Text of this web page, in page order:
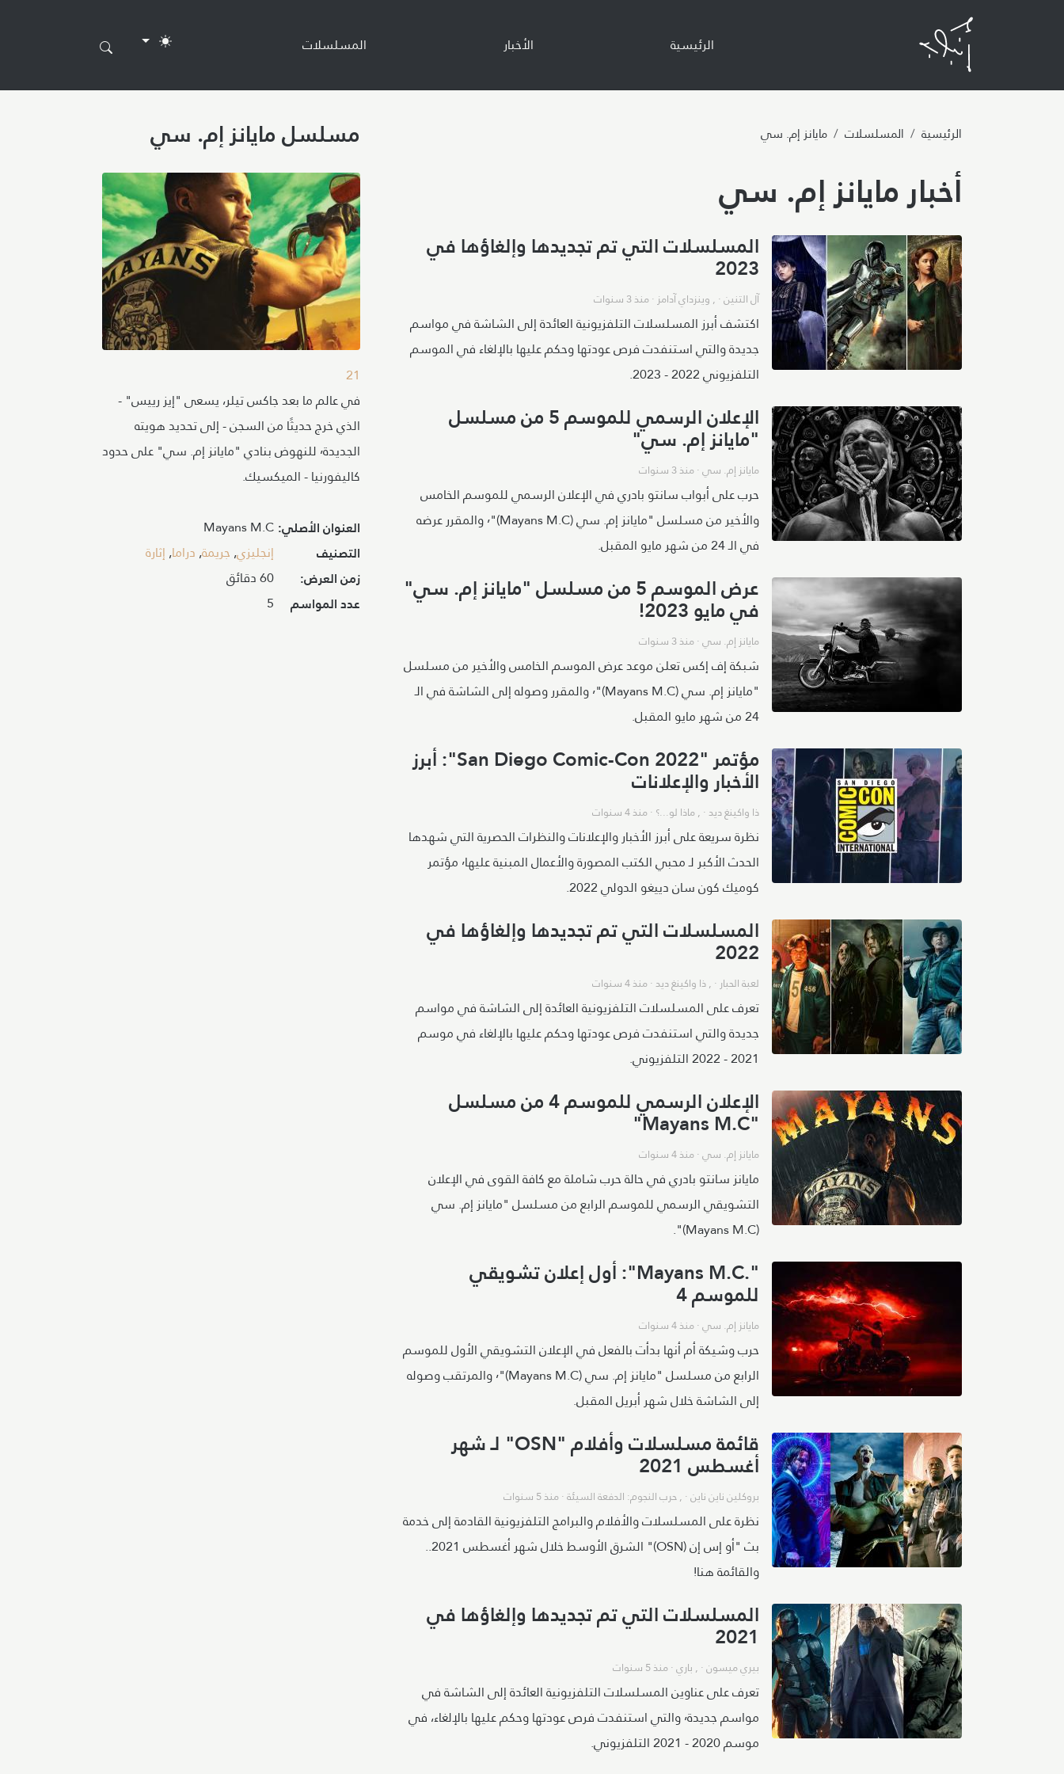
Main navigation
الرئيسية الأخبار المسلسلات
الرئيسية المسلسلات مايانز إم. سي
أخبار مايانز إم. سي
المسلسلات التي تم تجديدها وإلغاؤها في
2023
آل التنين· , وينزداي آدامز ·منذ 3 سنوات
اكتشف أبرز المسلسلات التلفزيونية العائدة إلى الشاشة في مواسم
جديدة والتي استنفدت فرص عودتها وحكم عليها بالإلغاء في الموسم
التلفزيوني 2022 - 2023.
الإعلان الرسمي للموسم 5 من مسلسل
"مايانز إم. سي"
مايانز إم. سي·منذ 3 سنوات
حرب على أبواب سانتو بادري في الإعلان الرسمي للموسم الخامس
والأخير من مسلسل "مايانز إم. سي (Mayans M.C)"٬ والمقرر عرضه
في الـ 24 من شهر مايو المقبل.
عرض الموسم 5 من مسلسل "مايانز إم. سي"
في مايو 2023!
مايانز إم. سي·منذ 3 سنوات
شبكة إف إكس تعلن موعد عرض الموسم الخامس والأخير من مسلسل
"مايانز إم. سي (Mayans M.C)"٬ والمقرر وصوله إلى الشاشة في الـ
24 من شهر مايو المقبل.
مؤتمر "San Diego Comic-Con 2022": أبرز
الأخبار والإعلانات
ذا واكينغ ديد· ,ماذا لو...؟ ·منذ 4 سنوات
نظرة سريعة على أبرز الأخبار والإعلانات والنظرات الحصرية التي شهدها
الحدث الأكبر لـ محبي الكتب المصورة والأعمال المبنية عليها٬ مؤتمر
كوميك كون سان دييغو الدولي 2022.
المسلسلات التي تم تجديدها وإلغاؤها في
2022
لعبة الحبار · ,ذا واكينغ ديد·منذ 4 سنوات
تعرف على المسلسلات التلفزيونية العائدة إلى الشاشة في مواسم
جديدة والتي استنفدت فرص عودتها وحكم عليها بالإلغاء في موسم
2021 - 2022 التلفزيوني.
الإعلان الرسمي للموسم 4 من مسلسل
"Mayans M.C"
مايانز إم. سي·منذ 4 سنوات
مايانز سانتو بادري في حالة حرب شاملة مع كافة القوى في الإعلان
التشويقي الرسمي للموسم الرابع من مسلسل "مايانز إم. سي
(Mayans M.C)".
".Mayans M.C": أول إعلان تشويقي
للموسم 4
مايانز إم. سي·منذ 4 سنوات
حرب وشيكة أم أنها بدأت بالفعل في الإعلان التشويقي الأول للموسم
الرابع من مسلسل "مايانز إم. سي (Mayans M.C)"٬ والمرتقب وصوله
إلى الشاشة خلال شهر أبريل المقبل.
قائمة مسلسلات وأفلام "OSN" لـ شهر
أغسطس 2021
بروكلين ناين ناين· ,حرب النجوم: الدفعة السيئة·منذ 5 سنوات
نظرة على المسلسلات والأفلام والبرامج التلفزيونية القادمة إلى خدمة
بث "أو إس إن (OSN)" الشرق الأوسط خلال شهر أغسطس 2021..
والقائمة هنا!
المسلسلات التي تم تجديدها وإلغاؤها في
2021
بيري ميسون· , باري·منذ 5 سنوات
تعرف على عناوين المسلسلات التلفزيونية العائدة إلى الشاشة في
مواسم جديدة٬ والتي استنفدت فرص عودتها وحكم عليها بالإلغاء، في
موسم 2020 - 2021 التلفزيوني.
مسلسلمايانز إم. سي
21
في عالم ما بعد جاكس تيلر، يسعى "إيز رييس" -
الذي خرج حديثًا من السجن - إلى تحديد هويته
الجديدة٬ للنهوض بنادي "مايانز إم. سي" على حدود
كاليفورنيا - الميكسيك.
العنوان الأصلي: Mayans M.C
التصنيف إنجليزي,جريمة,دراما,إثارة
زمن العرض: 60 دقائق
عدد المواسم 5